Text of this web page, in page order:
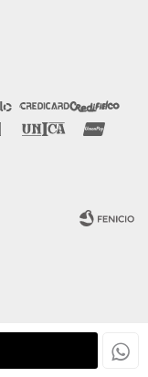
Fenicio